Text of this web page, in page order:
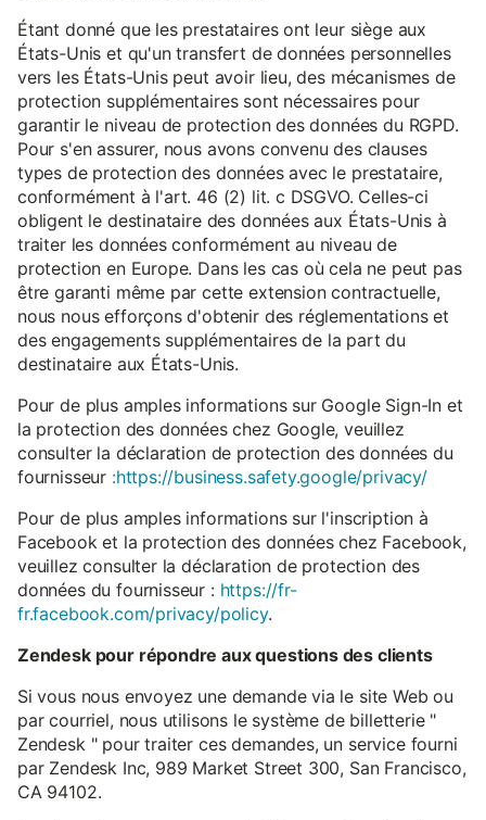
Étant donné que les prestataires ont leur siège aux
États-Unis et qu'un transfert de données personnelles
vers les États-Unis peut avoir lieu, des mécanismes de
protection supplémentaires sont nécessaires pour
garantir le niveau de protection des données du RGPD.
Pour s'en assurer, nous avons convenu des clauses
types de protection des données avec le prestataire,
conformément à l'art. 46 (2) lit. c DSGVO. Celles-ci
obligent le destinataire des données aux États-Unis à
traiter les données conformément au niveau de
protection en Europe. Dans les cas où cela ne peut pas
être garanti même par cette extension contractuelle,
nous nous efforçons d'obtenir des réglementations et
des engagements supplémentaires de la part du
destinataire aux États-Unis.
Pour de plus amples informations sur Google Sign-In et
la protection des données chez Google, veuillez
consulter la déclaration de protection des données du
fournisseur :https://business.safety.google/privacy/
Pour de plus amples informations sur l'inscription à
Facebook et la protection des données chez Facebook,
veuillez consulter la déclaration de protection des
données du fournisseur : https://fr-
fr.facebook.com/privacy/policy.
Zendesk pour répondre aux questions des clients
Si vous nous envoyez une demande via le site Web ou
par courriel, nous utilisons le système de billetterie "
Zendesk " pour traiter ces demandes, un service fourni
par Zendesk Inc, 989 Market Street 300, San Francisco,
CA 94102.